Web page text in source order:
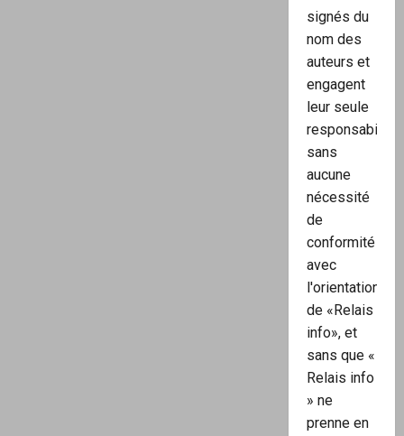
signés du
nom des
auteurs et
engagent
leur seule
responsabilité,
sans
aucune
nécessité
de
conformité
avec
l'orientation
de «Relais
info», et
sans que «
Relais info
» ne
prenne en